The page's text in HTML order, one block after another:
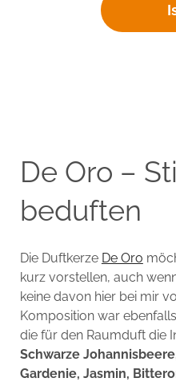
De Oro –
beduften
Die Duftkerze De Oro
kurz vorstellen, auch
keine davon hier bei mir
Komposition war
die für den Raumduft die
Schwarze
Gardenie, Jasmin,